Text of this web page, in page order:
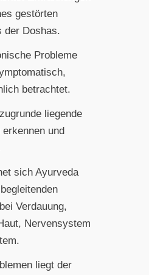
gestörten
der Doshas.
Probleme
betrachtet.
liegende
und
sich Ayurveda
Verdauung,
Nervensystem
liegt der